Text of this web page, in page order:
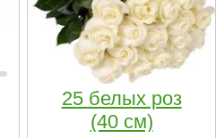
25 белых роз
(40 см)